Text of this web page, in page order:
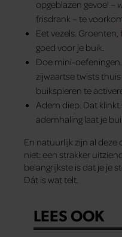
opgeblazen gevoel –
frisdrank – te
Eet vezels. Groenten,
goed voor je buik.
Doe mini-
zijwaartse twists
buikspieren te
Adem diep. Dat
ademhaling laat je
En natuurlijk zijn al deze
niet: een strakker
belangrijkste is dat je je
Dát is wat telt.
LEES OOK